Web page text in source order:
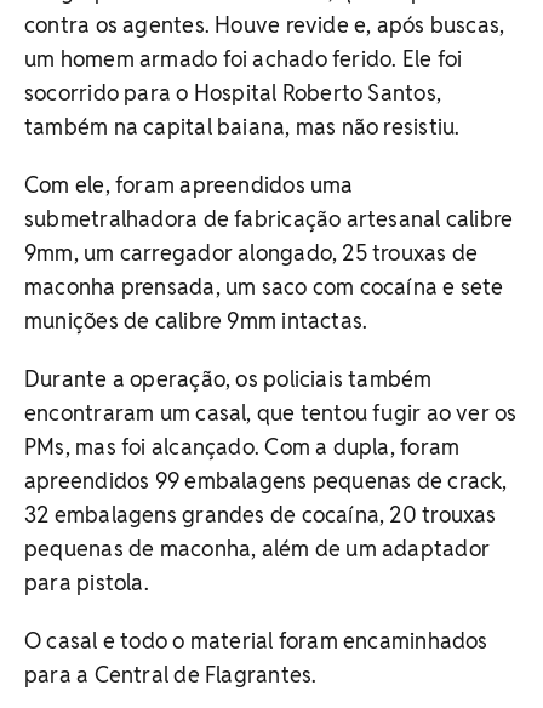
contra os agentes. Houve revide e, após buscas,
um homem armado foi achado ferido. Ele foi
socorrido para o Hospital Roberto Santos,
também na capital baiana, mas não resistiu.
Com ele, foram apreendidos uma
submetralhadora de fabricação artesanal calibre
9mm, um carregador alongado, 25 trouxas de
maconha prensada, um saco com cocaína e sete
munições de calibre 9mm intactas.
Durante a operação, os policiais também
encontraram um casal, que tentou fugir ao ver os
PMs, mas foi alcançado. Com a dupla, foram
apreendidos 99 embalagens pequenas de crack,
32 embalagens grandes de cocaína, 20 trouxas
pequenas de maconha, além de um adaptador
para pistola.
O casal e todo o material foram encaminhados
para a Central de Flagrantes.